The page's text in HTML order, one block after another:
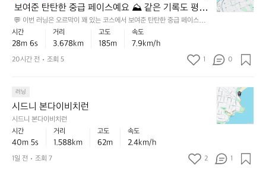
었
평
준
으
로
급
과
이
이
요
🏃‍♂️
⛰️
도
도
점
이
이
👏
상
승
도
꽤
좋
은
준
정
적
인
페
스
였
보여준 탄탄한 중급 페이스예요 ⛰️ 같은 기록도 평지
보다 훨씬 값지게 느껴지는 러닝이었고, 짧지 않은 거
리에서 끝까지 리듬을 잘 유지한 점이 인상적입니다.
💡 다음에는 비슷한 거리에서 초반 1km만 조금 더 여
유 있게 시작해, 오르막 구간에서도 호흡을 더 안정적
💬 이번 러닝은 오르막이 꽤 있는 코스에서 보여준 탄탄한 중급 페이스예요
⛰️ 같은 기록도 평지보다 훨씬 값지게 느껴지는 러닝이었고, 짧지 않은 거리
에서 끝까지 리듬을 잘 유지한 점이 인상적입니다. 💡 다음에는 비슷한 거리
에서 초반 1km만 조금 더 여유 있게 시작해, 오르막 구간에서도 호흡을 더
안정적으로 가져가 보세요 ✅
번
러
르
꽤
있
는
코
서
시간
28m 6s
거리
3.678km
고도
185m
속도
7.9km/h
20시간 전 조회 5 1 0
러닝
시드니 본다이비치런
시드니 본다이비치런
시
드
니
본
비
시간
40m 5s
거리
1.588km
고도
62m
속도
2.4km/h
1일 전 조회 7 2 1